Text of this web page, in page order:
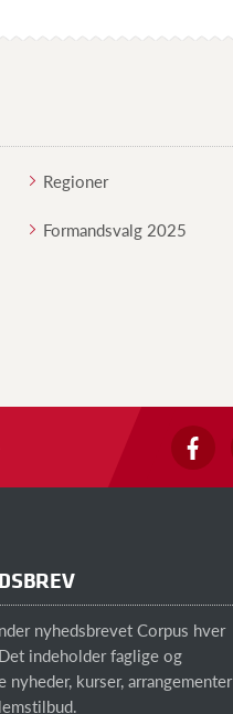
Regioner
Formandsvalg 2025
nyhedsbrevet Corpus hver
indeholder faglige og
nyheder, kurser, arrangementer